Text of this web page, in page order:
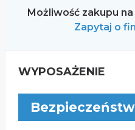
Możliwość zakupu
Zapytaj o
WYPOSAŻENIE